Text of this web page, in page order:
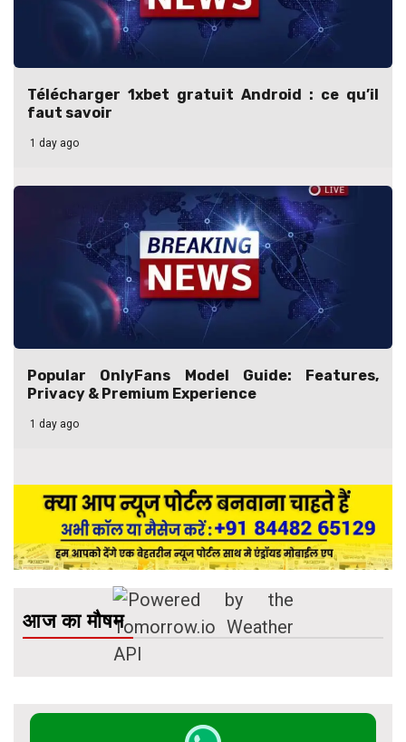
Télécharger 1xbet gratuit Android : ce qu’il
faut savoir
1 day ago
Popular OnlyFans Model Guide: Features,
Privacy & Premium Experience
1 day ago
आज का मौषम